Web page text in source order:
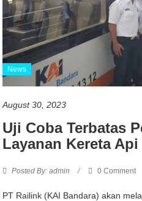
News
August 30, 2023
Uji Coba Terbatas
Layanan Kereta
Posted By: admin 0 Comment
PT Railink (KAI Bandara) akan